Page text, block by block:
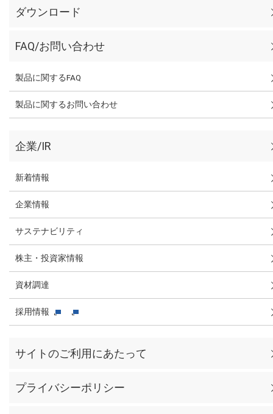
ダウンロード
FAQ/お問い合わせ
製品に関するFAQ
製品に関するお問い合わせ
企業/IR
新着情報
企業情報
サステナビリティ
株主・投資家情報
資材調達
採用情報
サイトのご利用にあたって
プライバシーポリシー